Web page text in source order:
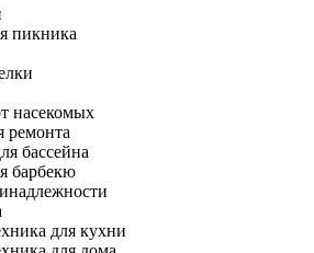
пикника
насекомых
ремонта
бассейна
барбекю
для кухни